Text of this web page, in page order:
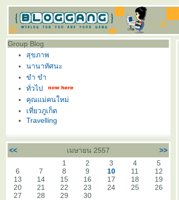
Group Blog
สุขภาพ
นานาทัศนะ
ขำ ขำ
ทั่วไป
คุณแม่คนใหม่
เที่ยวภูเก็ต
Travelling
<< เมษายน 2557
>>
1
2 3 4
5
6
7 8 9 10 11
12
13
14 15 16 17 18
19
20
21 22 23 24 25
26
27
28 29 30